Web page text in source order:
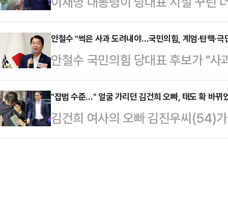
시"라며 "오늘은 뭘 먹을 수 있을지
었고 …
전치 6주의 상처를 입힌 것으로 전
단을 받는 것으로 알려졌다.경찰에
다가 당일 우연히 마주쳐 실랑이를
행을 한…
'개혁 당대표'를 표방한 정청래 의
의힘을 향해 공세를 가해온 그가 첫
은 여야의 개념이 아니다"라고 못
다.정청래 신임 당대표는 4일 첫 공
(故) 김대중 전 대통령 묘역 참배를
상호 대통령실 정무수석을 접견한
재로썬 낮다는 게 …
안철수 "썩은 사과 도려내야…국민의힘, 계엄·탄핵·극
안철수 국민의힘 당대표 후보가 "
는 버려야 한다"며 "우리가 소생할
라고 강조했다.안철수 후보는 3일
대회 후보자 비전대회에서 "혹자는
런가"라고 물으며 이같이 밝혔다.
"잡범 수준…" 얼굴 가리던 김건희 오빠, 태도 확 바뀌
김건희 여사의 오빠 김진우씨(54)
선글라스를 착용하고 양손을 바지